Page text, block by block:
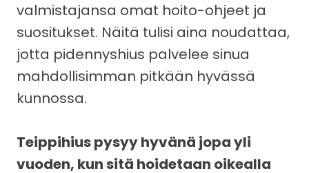
valmistajansa omat hoito-ohjeet ja
suositukset. Näitä tulisi aina noudattaa,
jotta pidennyshius palvelee sinua
mahdollisimman pitkään hyvässä
kunnossa.
Teippihius pysyy hyvänä jopa yli
vuoden, kun sitä hoidetaan oikealla